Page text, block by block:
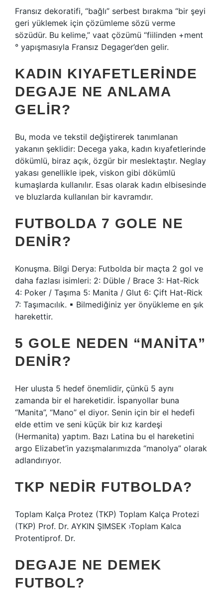
Fransız dekoratifi, “bağlı” serbest bırakma “bir şeyi
geri yüklemek için çözümleme sözü verme
sözüdür. Bu kelime,” vaat çözümü “fiilinden +ment
° yapışmasıyla Fransız Degager’den gelir.
KADIN KIYAFETLERINDE
DEGAJE NE ANLAMA
GELIR?
Bu, moda ve tekstil değiştirerek tanımlanan
yakanın şeklidir: Decega yaka, kadın kıyafetlerinde
dökümlü, biraz açık, özgür bir meslektaştır. Neglay
yakası genellikle ipek, viskon gibi dökümlü
kumaşlarda kullanılır. Esas olarak kadın elbisesinde
ve bluzlarda kullanılan bir kavramdır.
FUTBOLDA 7 GOLE NE
DENIR?
Konuşma. Bilgi Derya: Futbolda bir maçta 2 gol ve
daha fazlası isimleri: 2: Düble / Brace 3: Hat-Rick
4: Poker / Taşıma 5: Manita / Glut 6: Çift Hat-Rick
7: Taşımacılık. ▪ Bilmediğiniz yer önyükleme en şık
harekettir.
5 GOLE NEDEN “MANITA”
DENIR?
Her ulusta 5 hedef önemlidir, çünkü 5 aynı
zamanda bir el hareketidir. İspanyollar buna
“Manita”, “Mano” el diyor. Senin için bir el hedefi
elde ettim ve seni küçük bir kız kardeşi
(Hermanita) yaptım. Bazı Latina bu el hareketini
argo Elizabet’in yazışmalarımızda “manolya” olarak
adlandırıyor.
TKP NEDIR FUTBOLDA?
Toplam Kalça Protez (TKP) Toplam Kalça Protezi
(TKP) Prof. Dr. AYKIN ŞIMSEK ›Toplam Kalca
Protentiprof. Dr.
DEGAJE NE DEMEK
FUTBOL?